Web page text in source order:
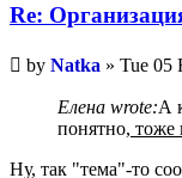
Re:
Unread
post
by Natka » Tue 05
Елена wrote:А
понятно, тоже
Ну, так "тема"-то